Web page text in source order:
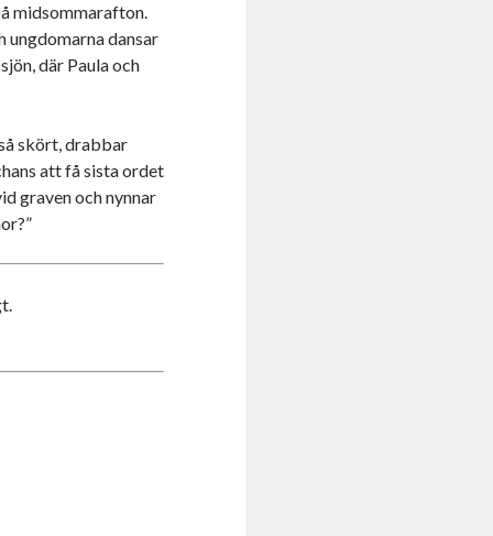
midsommarafton.
ungdomarna dansar
där Paula och
skört, drabbar
att få sista ordet
graven och nynnar